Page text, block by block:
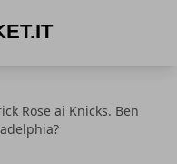
Rose ai Knicks. Ben